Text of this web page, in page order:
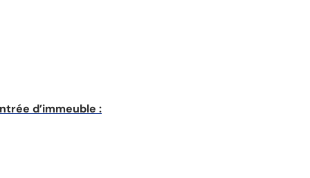
d’immeuble :